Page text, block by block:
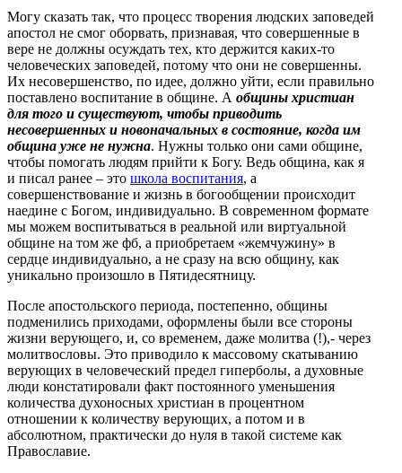
Могу сказать так, что процесс творения людских заповедей
апостол не смог оборвать, признавая, что совершенные в
вере не должны осуждать тех, кто держится каких-то
человеческих заповедей, потому что они не совершенны.
Их несовершенство, по идее, должно уйти, если правильно
поставлено воспитание в общине. А общины христиан
для того и существуют, чтобы приводить
несовершенных и новоначальных в состояние, когда им
община уже не нужна. Нужны только они сами общине,
чтобы помогать людям прийти к Богу. Ведь община, как я
и писал ранее – это школа воспитания, а
совершенствование и жизнь в богообщении происходит
наедине с Богом, индивидуально. В современном формате
мы можем воспитываться в реальной или виртуальной
общине на том же фб, а приобретаем «жемчужину» в
сердце индивидуально, а не сразу на всю общину, как
уникально произошло в Пятидесятницу.
После апостольского периода, постепенно, общины
подменились приходами, оформлены были все стороны
жизни верующего, и, со временем, даже молитва (!),- через
молитвословы. Это приводило к массовому скатыванию
верующих в человеческий предел гиперболы, а духовные
люди констатировали факт постоянного уменьшения
количества духоносных христиан в процентном
отношении к количеству верующих, а потом и в
абсолютном, практически до нуля в такой системе как
Православие.